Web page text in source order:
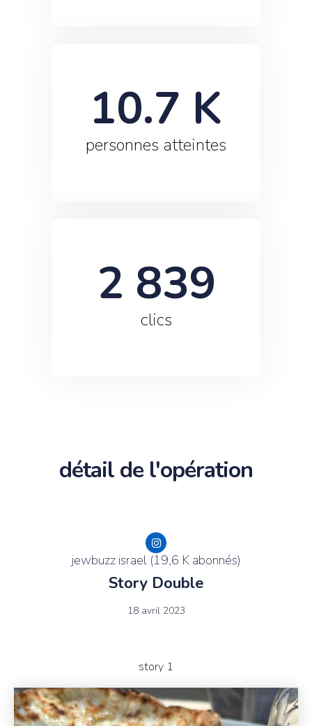
personnes atteintes
10.7 K
clics
2 839
détail de l'opération
jewbuzz israel (19,6 K abonnés)
Story Double
18 avril 2023
story 1